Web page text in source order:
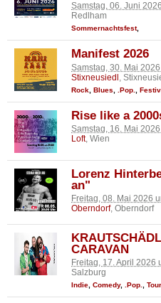
Samstag, 06. Juni
Redlham
Sommernachtsfest,
Manifest 2026
Samstag, 30. Mai
Stixneusiedl ,
Rock Blues .Pop.
Rise like a
Samstag, 16. Mai
Loft, Wien
Lorenz
an"
Freitag, 08. Mai 2026
Oberndorf, Oberndorf
CARAVAN
Freitag, 17. April 2026
Salzburg
Indie, Comedy, .Pop., Tour